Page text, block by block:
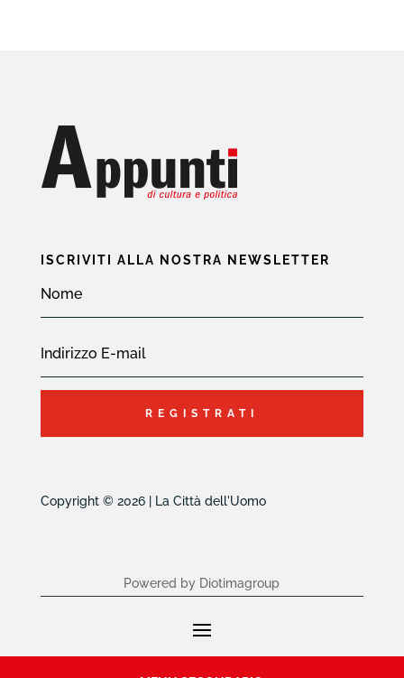
ISCRIVITI ALLA NOSTRA NEWSLETTER
REGISTRATI
Copyright © 2026 | La Città dell'Uomo
Powered by Diotimagroup